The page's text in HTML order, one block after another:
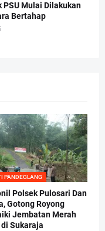
Mulai Dilakukan
Bertahap
PANDEGLANG
Polsek Pulosari Dan
Gotong Royong
Jembatan Merah
Sukaraja